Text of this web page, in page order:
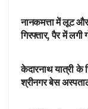
नानकमत्ता में लूट
गिरफ्तार, पैर में लगी
केदारनाथ यात्री के
श्रीनगर बेस